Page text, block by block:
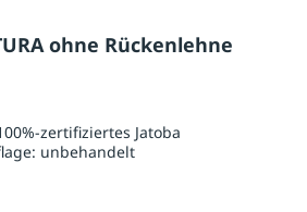
ohne Rückenlehne
zertifiziertes Jatoba
unbehandelt